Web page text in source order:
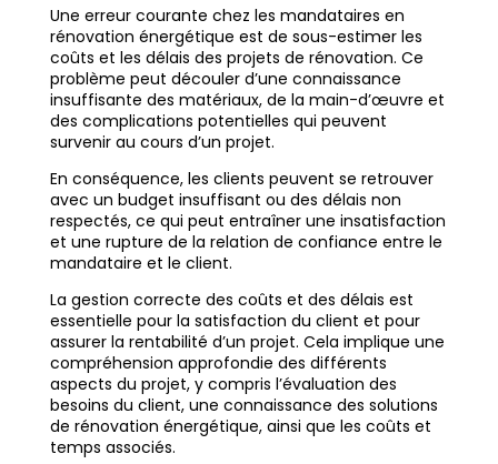
Une erreur courante chez les mandataires en
rénovation énergétique est de sous-estimer les
coûts et les délais des projets de rénovation. Ce
problème peut découler d’une connaissance
insuffisante des matériaux, de la main-d’œuvre et
des complications potentielles qui peuvent
survenir au cours d’un projet.
En conséquence, les clients peuvent se retrouver
avec un budget insuffisant ou des délais non
respectés, ce qui peut entraîner une insatisfaction
et une rupture de la relation de confiance entre le
mandataire et le client.
La gestion correcte des coûts et des délais est
essentielle pour la satisfaction du client et pour
assurer la rentabilité d’un projet. Cela implique une
compréhension approfondie des différents
aspects du projet, y compris l’évaluation des
besoins du client, une connaissance des solutions
de rénovation énergétique, ainsi que les coûts et
temps associés.